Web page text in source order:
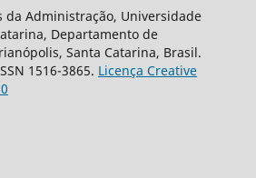
da Administração, Universidade
Departamento de
Santa Catarina, Brasil.
1516-3865. Licença Creative